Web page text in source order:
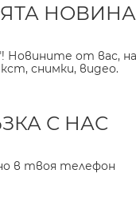
НОВИНА
Новините от вас,
снимки, видео.
С НАС
в твоя телефон